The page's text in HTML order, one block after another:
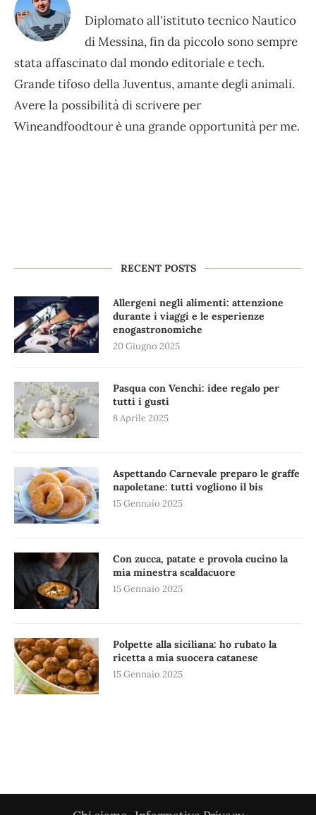
Diplomato all'istituto tecnico Nautico
di Messina, fin da piccolo sono sempre
stata affascinato dal mondo editoriale e tech.
Grande tifoso della Juventus, amante degli animali.
Avere la possibilità di scrivere per
Wineandfoodtour è una grande opportunità per me.
RECENT POSTS
Allergeni negli alimenti: attenzione
durante i viaggi e le esperienze
enogastronomiche
20 Giugno 2025
Pasqua con Venchi: idee regalo per
tutti i gusti
8 Aprile 2025
Aspettando Carnevale preparo le graffe
napoletane: tutti vogliono il bis
15 Gennaio 2025
Con zucca, patate e provola cucino la
mia minestra scaldacuore
15 Gennaio 2025
Polpette alla siciliana: ho rubato la
ricetta a mia suocera catanese
15 Gennaio 2025